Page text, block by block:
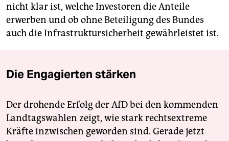
nicht klar ist, welche Investoren die Anteile
erwerben und ob ohne Beteiligung des Bundes
auch die Infrastruktursicherheit gewährleistet ist.
Die Engagierten stärken
Der drohende Erfolg der AfD bei den kommenden
Landtagswahlen zeigt, wie stark rechtsextreme
Kräfte inzwischen geworden sind. Gerade jetzt